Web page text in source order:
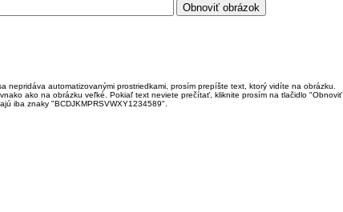
nepridáva automatizovanými prostriedkami, prosím prepíšte text, ktorý vidíte na obrázku.
ako na obrázku veľké. Pokiaľ text neviete prečítať, kliknite prosím na tlačidlo "Obnoviť
iba znaky "BCDJKMPRSVWXY1234589".